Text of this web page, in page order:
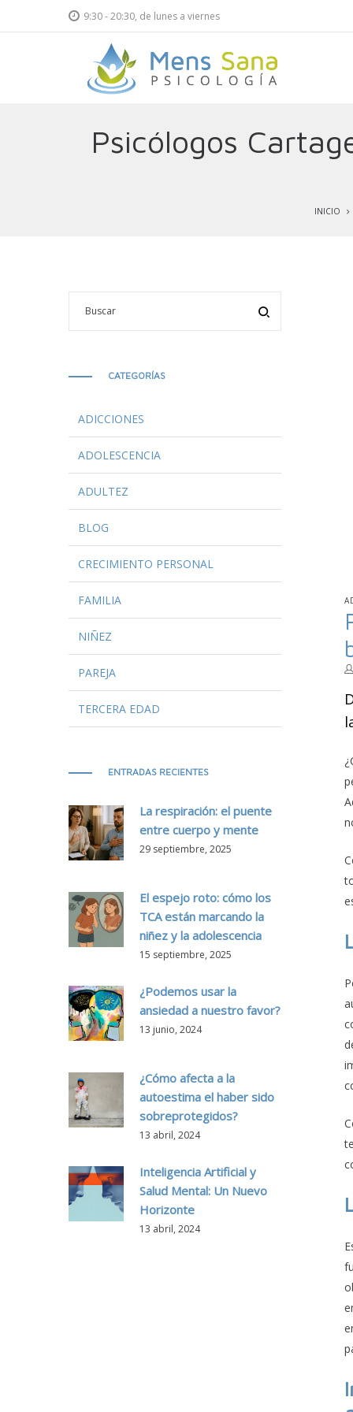
9:30 - 20:30, de lunes a viernes
Psicología
Mens
Psicología
MensPsicólogos
INICIO
CATEGORÍAS
ADICCIONES
ADOLESCENCIA
ADULTEZ
BLOG
CRECIMIENTO PERSONAL
FAMILIA
NIÑEZ
PAREJA
TERCERA EDAD
ENTRADAS RECIENTES
La respiración: el puente
entre cuerpo y mente
29 septiembre, 2025
El espejo roto: cómo los
TCA están marcando la
niñez y la adolescencia
15 septiembre, 2025
¿Podemos usar la
ansiedad a nuestro favor?
13 junio, 2024
¿Cómo afecta a la
autoestima el haber sido
sobreprotegidos?
13 abril, 2024
Inteligencia Artificial y
Salud Mental: Un Nuevo
Horizonte
13 abril, 2024